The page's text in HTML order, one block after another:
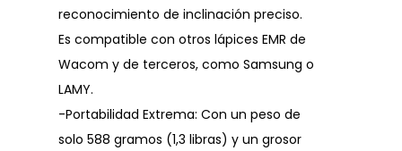
reconocimiento de inclinación preciso.
Es compatible con otros lápices EMR de
Wacom y de terceros, como Samsung o
LAMY.
-Portabilidad Extrema: Con un peso de
solo 588 gramos (1,3 libras) y un grosor